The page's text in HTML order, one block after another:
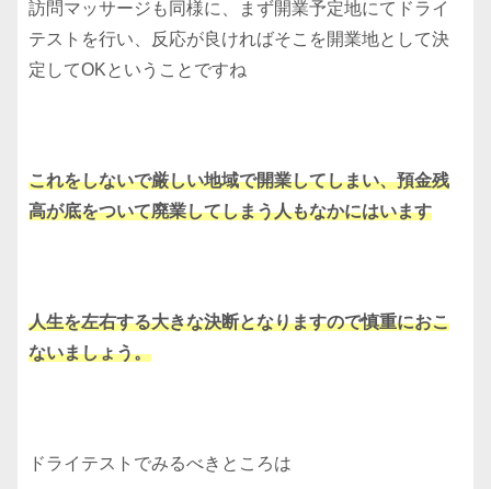
訪問マッサージも同様に、まず開業予定地にてドライ
テストを行い、反応が良ければそこを開業地として決
定してOKということですね
これをしないで厳しい地域で開業してしまい、預金残
高が底をついて廃業してしまう人もなかにはいます
人生を左右する大きな決断となりますので慎重におこ
ないましょう。
ドライテストでみるべきところは